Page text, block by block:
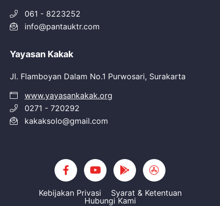
061 - 8223252
info@pantauktr.com
Yayasan Kakak
Jl. Flamboyan Dalam No.1 Purwosari, Surakarta
www.yayasankakak.org
0271 - 720292
kakaksolo@gmail.com
Kebijakan Privasi
Syarat & Ketentuan
Hubungi Kami